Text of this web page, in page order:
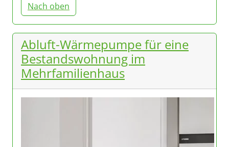
Nach oben
Abluft-Wärmepumpe für eine
Bestandswohnung im
Mehrfamilienhaus